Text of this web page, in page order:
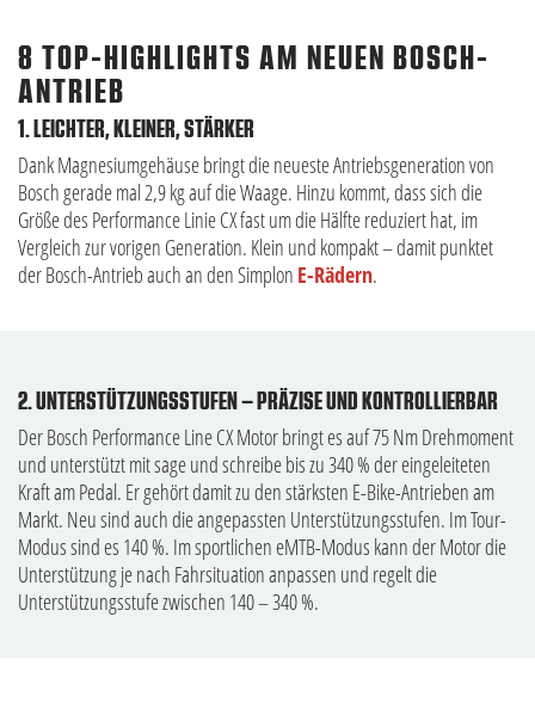
8 TOP-HIGHLIGHTS AM NEUEN BOSCH-
ANTRIEB
1. LEICHTER, KLEINER, STÄRKER
Dank Magnesiumgehäuse bringt die neueste Antriebsgeneration von
Bosch gerade mal 2,9 kg auf die Waage. Hinzu kommt, dass sich die
Größe des Performance Linie CX fast um die Hälfte reduziert hat, im
Vergleich zur vorigen Generation. Klein und kompakt – damit punktet
der Bosch-Antrieb auch an den Simplon E-Rädern.
2. UNTERSTÜTZUNGSSTUFEN – PRÄZISE UND KONTROLLIERBAR
Der Bosch Performance Line CX Motor bringt es auf 75 Nm Drehmoment
und unterstützt mit sage und schreibe bis zu 340 % der eingeleiteten
Kraft am Pedal. Er gehört damit zu den stärksten E-Bike-Antrieben am
Markt. Neu sind auch die angepassten Unterstützungsstufen. Im Tour-
Modus sind es 140 %. Im sportlichen eMTB-Modus kann der Motor die
Unterstützung je nach Fahrsituation anpassen und regelt die
Unterstützungsstufe zwischen 140 – 340 %.